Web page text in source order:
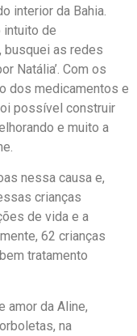
interior da Bahia.
intuito de
busquei as redes
Natália’. Com os
dos medicamentos e
possível construir
e muito a
nessa causa e,
crianças
de vida e a
62 crianças
tratamento
amor da Aline,
na